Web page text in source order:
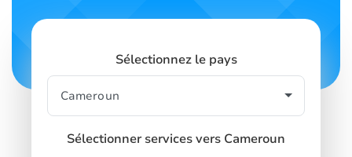
Sélectionnez le pays
Sélectionner services vers Cameroun